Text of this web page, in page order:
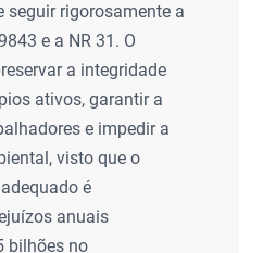
seguir rigorosamente a
e a NR 31. O
a integridade
ativos, garantir a
e impedir a
visto que o
é
anuais
bilhões no